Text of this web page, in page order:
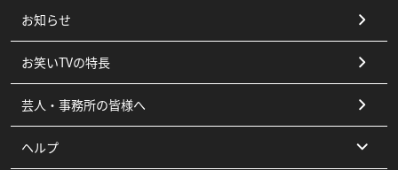
コント
漫才
ピン
その他
お知らせ
お笑いTVの特長
芸人・事務所の皆様へ
ヘルプ